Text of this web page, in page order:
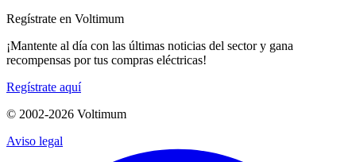
Regístrate en Voltimum
¡Mantente al día con las últimas noticias del sector y gana
recompensas por tus compras eléctricas!
Regístrate aquí
© 2002-2026 Voltimum
Aviso legal